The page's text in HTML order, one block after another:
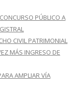
PÚBLICO A
CIVIL PATRIMONIAL
MÁS INGRESO DE
AMPLIAR VÍA